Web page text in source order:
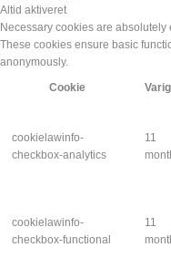
Altid aktiveret
Necessary cookies are
These cookies ensure basic
anonymously.
Cookie
cookielawinfo-
checkbox-analytics
11
cookielawinfo-
checkbox-functional
11